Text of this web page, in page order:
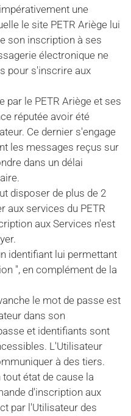
une
le site PETR Ariège lui
son inscription à ses
électronique ne
pour s'inscrire aux
le PETR Ariège et ses
réputée avoir été
Ce dernier s'engage
les messages reçus sur
dans un délai
disposer de plus de 2
aux services du PETR
aux Services n'est
identifiant lui permettant
", en complément de la
le mot de passe est
dans son
et identifiants sont
L'Utilisateur
à des tiers.
tout état de cause la
d'inscription aux
par l'Utilisateur des